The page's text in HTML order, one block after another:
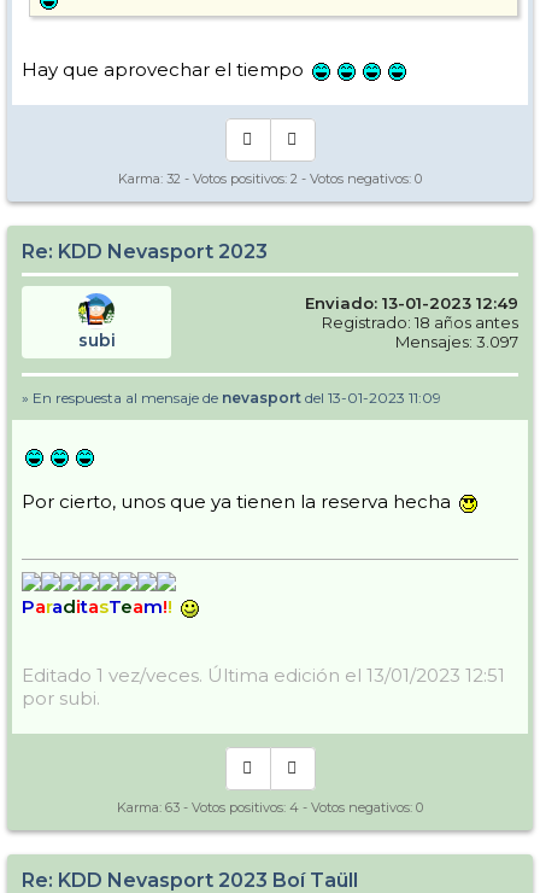
Hay que aprovechar el tiempo
Karma: 32 - Votos positivos: 2 - Votos negativos: 0
Re: KDD Nevasport 2023
subi
Enviado: 13-01-2023 12:49
Registrado: 18 años antes
Mensajes: 3.097
» En respuesta al mensaje de nevasport del 13-01-2023 11:09
Por cierto, unos que ya tienen la reserva hecha
ParaditasTeam!!
Editado 1 vez/veces. Última edición el 13/01/2023 12:51
por subi.
Karma: 63 - Votos positivos: 4 - Votos negativos: 0
Re: KDD Nevasport 2023 Boí Taüll